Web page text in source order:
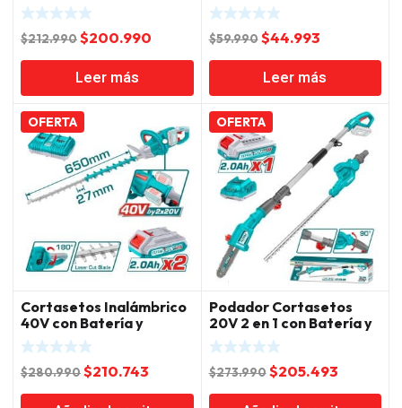
$212.990El
precio
original
era:
$200.990
precio
es:
$200.990.
Leer más
$59.990 El
precio
original
era:
$59.990.
$44.993El
precio
actual
es:
$44.993.
Leer más
OFERTA
Cortasetos Inalámbrico
40V con Batería y
Cargador Total
$280.990El
precio
$210.743
precio
OFERTA
Podador Cortasetos
20V 2 en 1 con Batería y
Cargador Total
$273.990 El
precio
$205.493El
precio